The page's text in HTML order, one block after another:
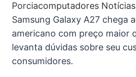
Porciacomputadores Notícias
Samsung Galaxy A27 chega
americano com preço maior
levanta dúvidas sobre seu
consumidores.